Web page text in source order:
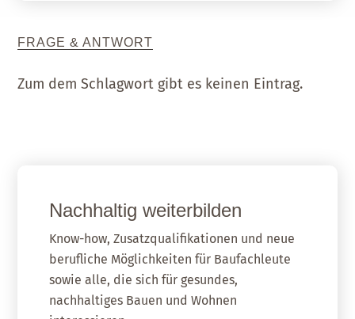
FRAGE & ANTWORT
Zum dem Schlagwort gibt es keinen Eintrag.
Nachhaltig weiterbilden
Know-how, Zusatzqualifikationen und neue
berufliche Möglichkeiten für Baufachleute
sowie alle, die sich für gesundes,
nachhaltiges Bauen und Wohnen